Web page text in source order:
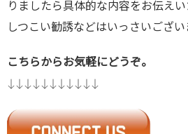
りましたら具体的な内容をお伝えい
しつこい勧誘などはいっさいござい
こちらからお気軽にどうぞ。
↓↓↓↓↓↓↓↓↓↓↓